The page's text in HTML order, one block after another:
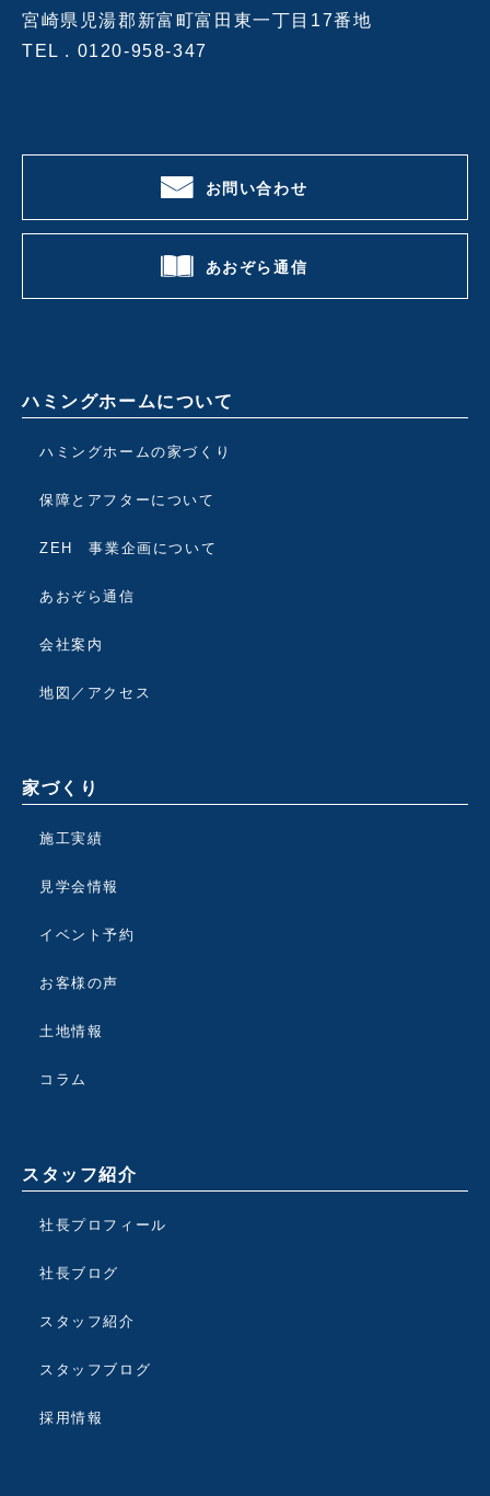
宮崎県児湯郡新富町富田東一丁目17番地
TEL . 0120-958-347
お問い合わせ
あおぞら通信
ハミングホームについて
ハミングホームの家づくり
保障とアフターについて
ZEH 事業企画について
あおぞら通信
会社案内
地図／アクセス
家づくり
施工実績
見学会情報
イベント予約
お客様の声
土地情報
コラム
スタッフ紹介
社長プロフィール
社長ブログ
スタッフ紹介
スタッフブログ
採用情報